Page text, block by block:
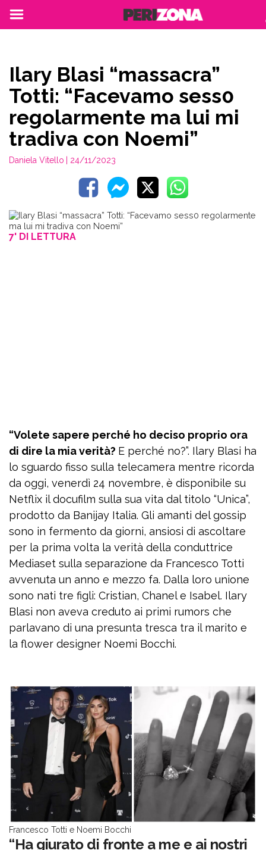
Ilary Blasi “massacra”
Totti: “Facevamo sess0
regolarmente ma lui mi
tradiva con Noemi”
Daniela Vitello | 24/11/2023
7' DI LETTURA
“Volete sapere perché ho deciso proprio ora
di dire la mia verità? E perché no?”. Ilary Blasi ha
lo sguardo fisso sulla telecamera mentre ricorda
da oggi, venerdì 24 novembre, è disponibile su
Netflix il docufilm sulla sua vita dal titolo “Unica”,
prodotto da Banijay Italia. Gli amanti del gossip
sono in fermento da giorni, ansiosi di ascoltare
per la prima volta la verità della conduttrice
Mediaset sulla separazione da Francesco Totti
avvenuta un anno e mezzo fa. Dalla loro unione
sono nati tre figli: Cristian, Chanel e Isabel. Ilary
Blasi non aveva creduto ai primi rumors che
parlavano di una presunta tresca tra il marito e
la flower designer Noemi Bocchi.
Francesco Totti e Noemi Bocchi
“Ha giurato di fronte a me e ai nostri